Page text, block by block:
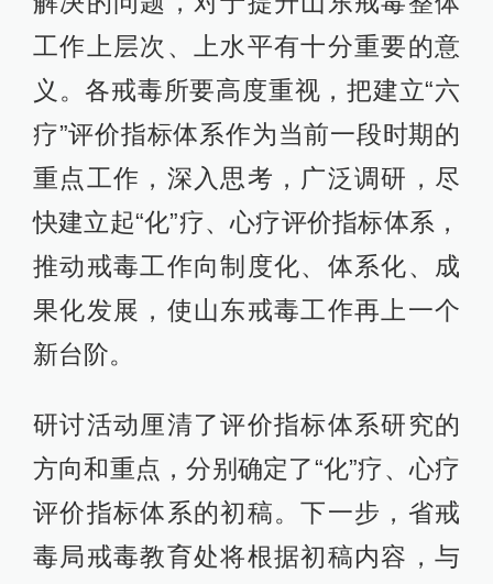
工作上层次、上水平有十分重要的意
义。各戒毒所要高度重视，把建立“六
疗”评价指标体系作为当前一段时期的
重点工作，深入思考，广泛调研，尽
快建立起“化”疗、心疗评价指标体系，
推动戒毒工作向制度化、体系化、成
果化发展，使山东戒毒工作再上一个
新台阶。
研讨活动厘清了评价指标体系研究的
方向和重点，分别确定了“化”疗、心疗
评价指标体系的初稿。下一步，省戒
毒局戒毒教育处将根据初稿内容，与